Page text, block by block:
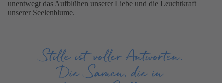
unentwegt das Aufblühen unserer Liebe und die Leuchtkraft
unserer Seelenblume.
Stille ist voller Antworten.
Die Samen, die in